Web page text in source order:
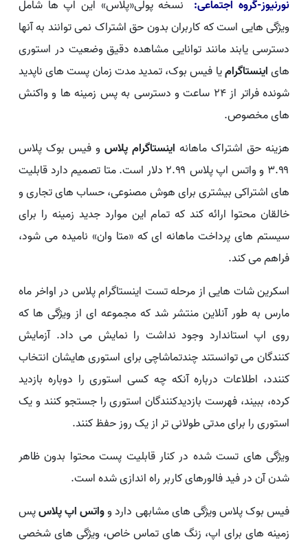
نورنیوز-گروه اجتماعی:
نسخه پولی«پلاس» این اپ ها شامل
ویژگی هایی است که کاربران بدون حق اشتراک نمی توانند به آنها
دسترسی یابند مانند توانایی مشاهده دقیق وضعیت در استوری
هایاینستاگرامیا فیس بوک، تمدید مدت زمان پست های ناپدید
شونده فراتر از ۲۴ ساعت و دسترسی به پس زمینه ها و واکنش
های مخصوص.
هزینه حق اشتراک ماهانه اینستاگرام پلاس و فیس بوک پلاس
۳.۹۹ و واتس اپ پلاس ۲.۹۹ دلار است. متا تصمیم دارد قابلیت
های اشتراکی بیشتری برای هوش مصنوعی، حساب های تجاری و
خالقان محتوا ارائه کند که تمام این موارد جدید زمینه را برای
سیستم های پرداخت ماهانه ای که «متا وان» نامیده می شود،
فراهم می کند.
اسکرین شات هایی از مرحله تست اینستاگرام پلاس در اواخر ماه
مارس به طور آنلاین منتشر شد که مجموعه ای از ویژگی ها که
روی اپ استاندارد وجود نداشت را نمایش می داد. آزمایش
کنندگان می توانستند چندتماشاچی برای استوری هایشان انتخاب
کنندد، اطلاعات درباره آنکه چه کسی استوری را دوباره بازدید
کرده، ببیند، فهرست بازدیدکنندگان استوری را جستجو کنند و یک
استوری را برای مدتی طولانی تر از یک روز حفظ کنند.
ویژگی های تست شده در کنار قابلیت پست محتوا بدون ظاهر
شدن آن در فید فالورهای کاربر راه اندازی شده است.
فیس بوک پلاس ویژگی های مشابهی دارد وواتس اپ پلاسپس
زمینه های برای اپ، زنگ های تماس خاص، ویژگی های شخصی